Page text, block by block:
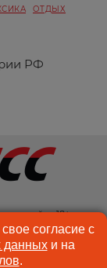
ОТДЫХ
РФ
сайта: 18+
согласие с
данныхи на
.